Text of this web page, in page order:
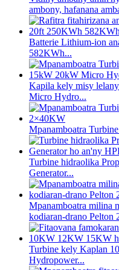
ambony, hafanana
Batterie Lithium-ion
582KWh...
Kapila kely misy
Micro Hydro...
Mpanamboatra
Turbine hidraolika
Generator...
Mpanamboatra milina
kodiaran-drano Pelton
Turbine kely Kaplan
Hydropower...